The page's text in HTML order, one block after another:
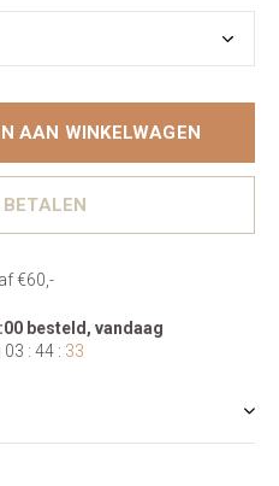
AAN WINKELWAGEN
€60,-
besteld, vandaag
03 : 44 : 31